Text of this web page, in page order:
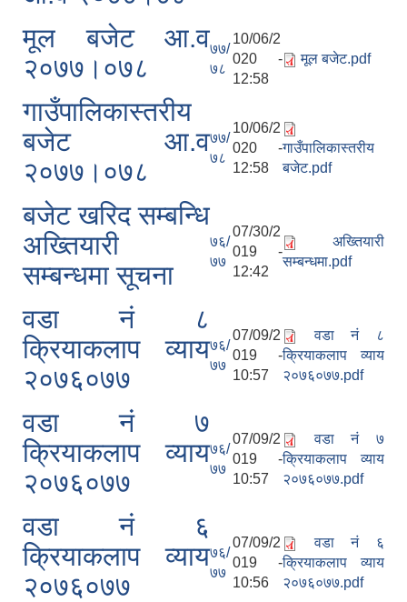
मूल बजेट आ.व
२०७७।०७८
७७/
७८
10/06/2
020 -
12:58
मूल बजेट.pdf
गाउँपालिकास्तरीय
बजेट आ.व
२०७७।०७८
७७/
७८
10/06/2
020 -
12:58
गाउँपालिकास्तरीय
बजेट.pdf
बजेट खरिद सम्बन्धि
अख्तियारी
सम्बन्धमा सूचना
७६/
७७
07/30/2
019 -
12:42
अख्तियारी
सम्बन्धमा.pdf
वडा नं ८
क्रियाकलाप व्याय
२०७६०७७
७६/
७७
07/09/2
019 -
10:57
वडा नं ८
क्रियाकलाप व्याय
२०७६०७७.pdf
वडा नं ७
क्रियाकलाप व्याय
२०७६०७७
७६/
७७
07/09/2
019 -
10:57
वडा नं ७
क्रियाकलाप व्याय
२०७६०७७.pdf
वडा नं ६
क्रियाकलाप व्याय
२०७६०७७
७६/
७७
07/09/2
019 -
10:56
वडा नं ६
क्रियाकलाप व्याय
२०७६०७७.pdf